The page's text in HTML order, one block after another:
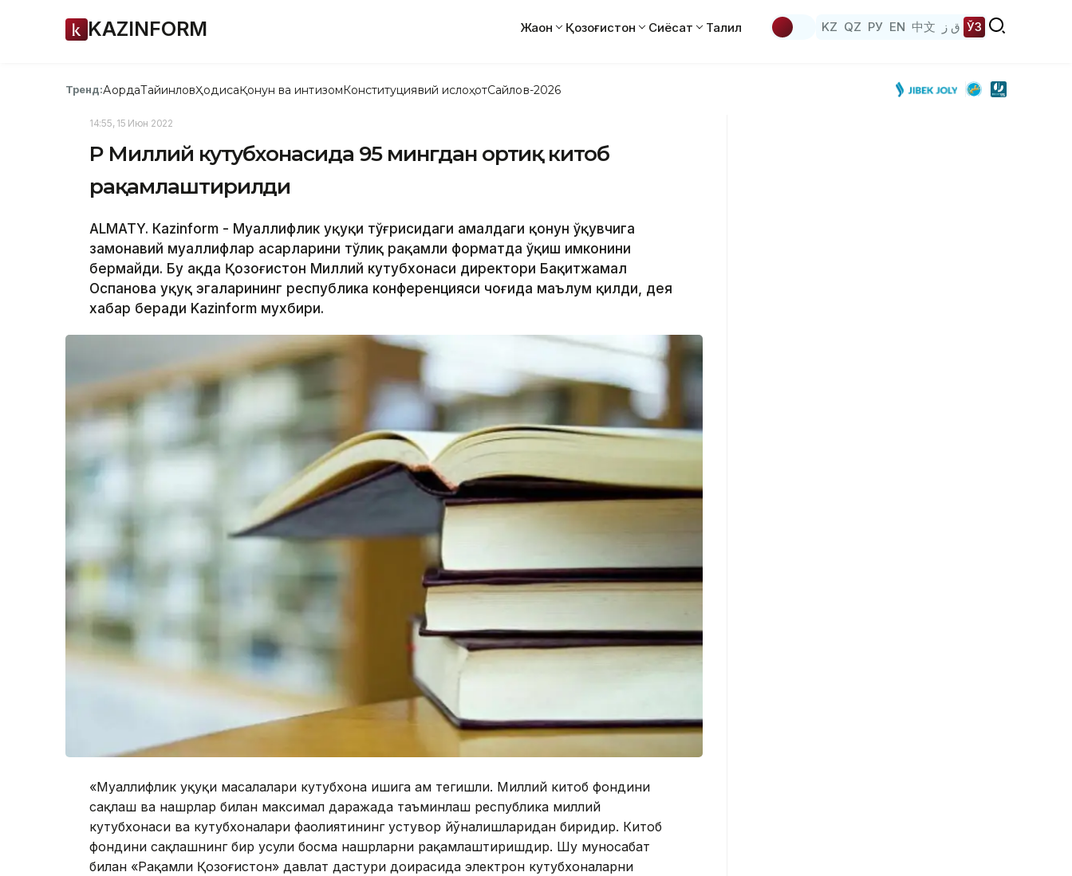
KAZINFORM Жаҳон Қозоғистон Сиёсат Таҳлил KZ QZ РУ EN 中文 ق ز ЎЗ
Тренд:АқордаТайинловҲодисаҚонун ва интизомКонституциявий ислоҳотСайлов-2026
14:55, 15 Июн 2022
ҚР Миллий кутубхонасида 95 мингдан ортиқ китоб
рақамлаштирилди
ALMATY. Кazinform - Муаллифлик ҳуқуқи тўғрисидаги амалдаги қонун ўқувчига
замонавий муаллифлар асарларини тўлиқ рақамли форматда ўқиш имконини
бермайди. Бу ҳақда Қозоғистон Миллий кутубхонаси директори Бақитжамал
Оспанова ҳуқуқ эгаларининг республика конференцияси чоғида маълум қилди, дея
хабар беради Kazinform мухбири.
«Муаллифлик ҳуқуқи масалалари кутубхона ишига ҳам тегишли. Миллий китоб фондини
сақлаш ва нашрлар билан максимал даражада таъминлаш республика миллий
кутубхонаси ва кутубхоналари фаолиятининг устувор йўналишларидан биридир. Китоб
фондини сақлашнинг бир усули босма нашрларни рақамлаштиришдир. Шу муносабат
билан «Рақамли Қозоғистон» давлат дастури доирасида электрон кутубхоналарни